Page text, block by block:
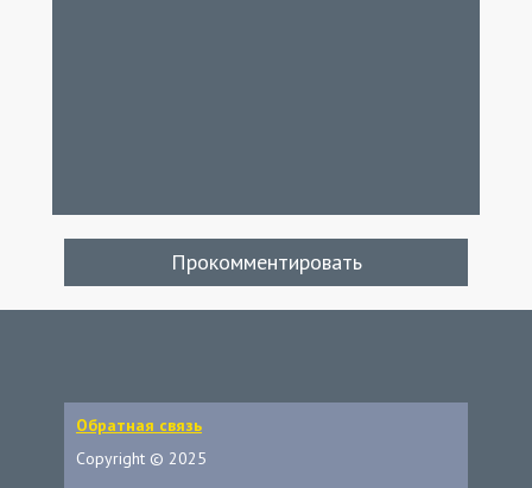
Прокомментировать
Обратная связь
Copyright © 2025